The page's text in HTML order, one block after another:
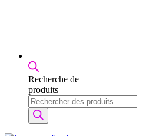
Recherche de
produits